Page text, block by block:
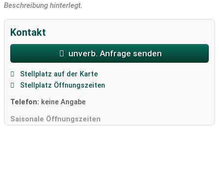
Beschreibung hinterlegt.
Kontakt
unverb. Anfrage senden
Stellplatz auf der Karte
Stellplatz Öffnungszeiten
Telefon: keine Angabe
Saisonale Öffnungszeiten